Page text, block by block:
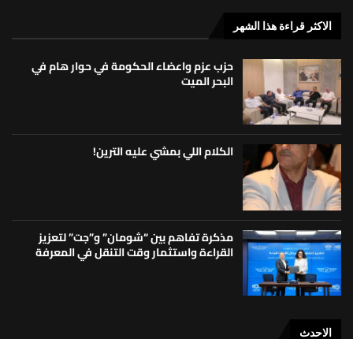
الاكثر قراءة هذا الشهر
حزب عزم واعضاء الحكومة في حوار هام في
البحر الميت
الكلام اللي بمشي عليه الترين!
مذكرة تفاهم بين “شومان” و”جت” لتعزيز
القراءة واستثمار وقت التنقل في المعرفة
الاحدث